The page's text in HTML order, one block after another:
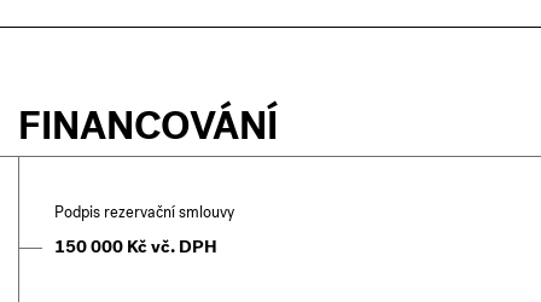
FINANCOVÁNÍ
Podpis rezervační smlouvy
150 000 Kč vč. DPH